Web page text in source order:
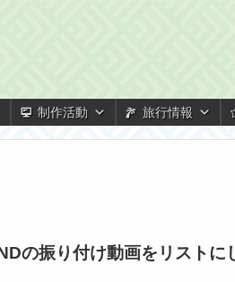
制作活動 旅行情報
の振り付け動画をリストに